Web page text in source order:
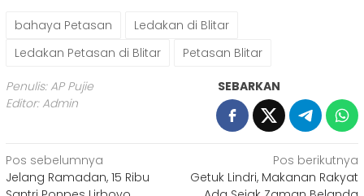
bahaya Petasan
Ledakan di Blitar
Ledakan Petasan di Blitar
Petasan Blitar
Penulis: AP Pujie
Editor: Admin
SEBARKAN
Navigasi
pos
Pos sebelumnya
Jelang Ramadan, 15 Ribu
Pos berikutnya
Getuk Lindri, Makanan Rakyat